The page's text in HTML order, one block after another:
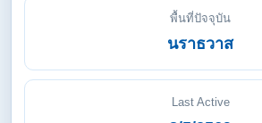
พื้นที่ปัจจุบัน
นราธวาส
Last Active